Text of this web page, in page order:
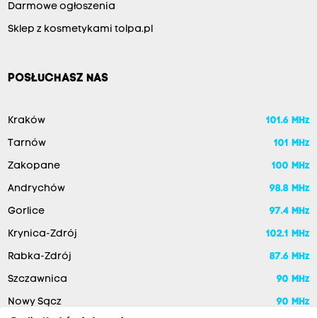
Darmowe ogłoszenia
Sklep z kosmetykami tolpa.pl
POSŁUCHASZ NAS
Kraków 101.6 MHz
Tarnów 101 MHz
Zakopane 100 MHz
Andrychów 98.8 MHz
Gorlice 97.4 MHz
Krynica-Zdrój 102.1 MHz
Rabka-Zdrój 87.6 MHz
Szczawnica 90 MHz
Nowy Sącz
90 MHz